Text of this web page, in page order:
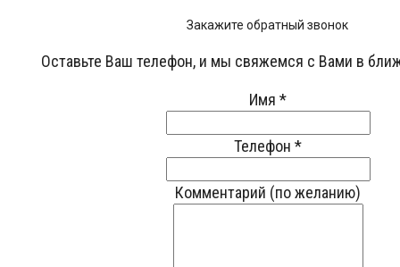
Закажите обратный звонок
Оставьте Ваш телефон, и мы свяжемся с Вами в
Имя *
Телефон *
Комментарий (по желанию)